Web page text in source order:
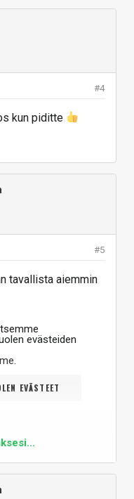
#4
kun piditte
#5
tavallista aiemmin
evästeiden
EVÄSTEET